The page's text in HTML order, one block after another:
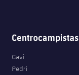
Centrocampistas
Gavi
Pedri